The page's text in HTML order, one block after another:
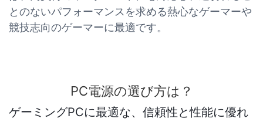
とのないパフォーマンスを求める熱心なゲーマーや
競技志向のゲーマーに最適です。
PC電源の選び方は？
ゲーミングPCに最適な、信頼性と性能に優れ